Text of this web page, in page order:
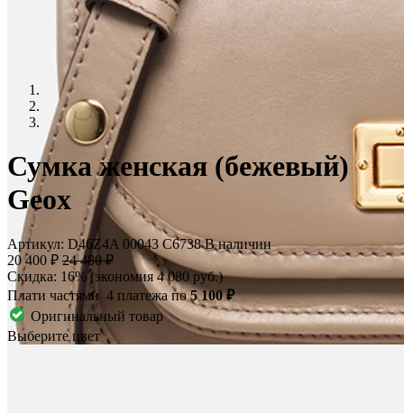
Сумка женская (бежевый)
Geox
Артикул: D46Z4A 00043 C6738 В наличии
20 400 ₽ 24 480 ₽
Скидка: 16% (экономия 4 080 руб.)
Плати частями 4 платежа по5 100 ₽
Оригинальный товар
Выберите цвет